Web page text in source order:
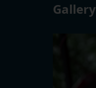
Gallery